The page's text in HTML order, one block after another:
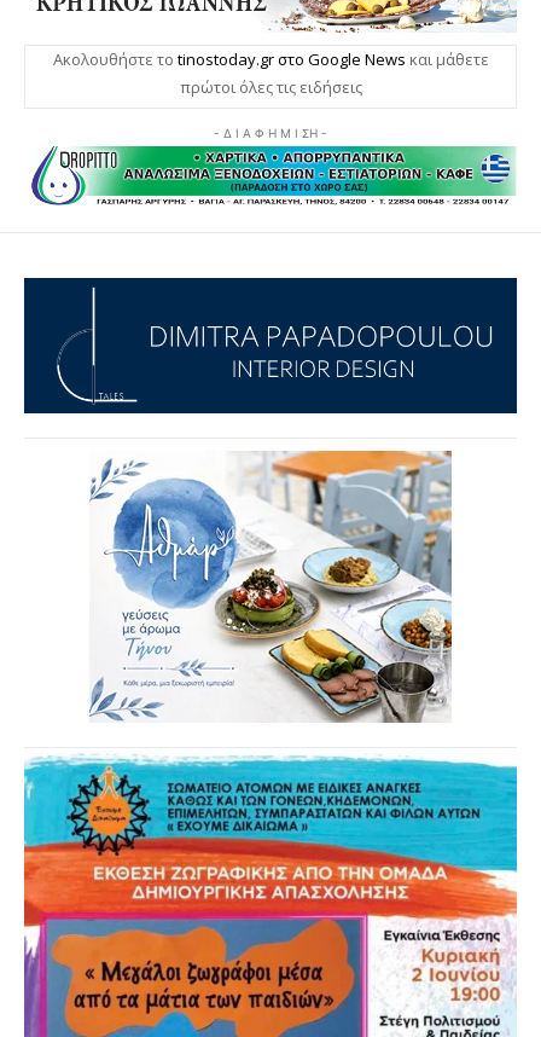
Ακολουθήστε το tinostoday.gr στο Google News και μάθετε
πρώτοι όλες τις ειδήσεις
- Δ Ι Α Φ Η Μ Ι ΣΗ -